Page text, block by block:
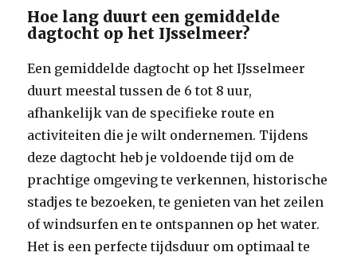
Hoe lang duurt een gemiddelde
dagtocht op het IJsselmeer?
Een gemiddelde dagtocht op het IJsselmeer
duurt meestal tussen de 6 tot 8 uur,
afhankelijk van de specifieke route en
activiteiten die je wilt ondernemen. Tijdens
deze dagtocht heb je voldoende tijd om de
prachtige omgeving te verkennen, historische
stadjes te bezoeken, te genieten van het zeilen
of windsurfen en te ontspannen op het water.
Het is een perfecte tijdsduur om optimaal te